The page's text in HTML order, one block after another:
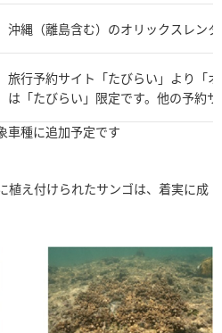
沖縄（離島含む）のオリックスレン
旅行予約サイト「たびらい」より「
は「たびらい」限定です。他の予約
車種に追加予定です
植え付けられたサンゴは、着実に成